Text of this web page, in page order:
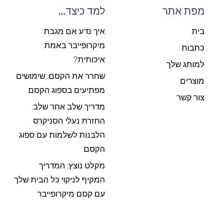
מפת אתר
בית
כתבות
למותג שלך
מוצרים
צור קשר
למד כיצד...
איך נדע אם מגבת
מיקרופייבר באמת
איכותית?
שחרר את הקסם: שימושים
מפתיעים בספוג הקסם
מדריך שלב אחר שלב:
החזרת נעלי הסניקרס
הלבנות לשלמות עם ספוג
הקסם
מקלט נוצץ: המדריך
המקיף לניקוי כל הבית שלך
עם קסם מיקרופייבר